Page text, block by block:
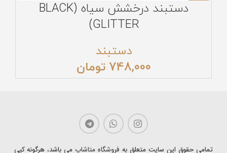
دستبند درخشش سیاه (BLACK
GLITTER)
دستبند
748,000 تومان
تمامی حقوق این سایت متعلق به فروشگاه متاشاپ می باشد، هرگونه کپی